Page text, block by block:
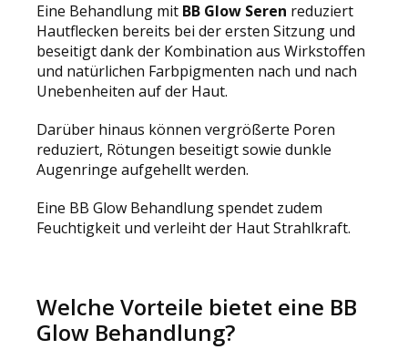
Eine Behandlung mit BB Glow Seren reduziert
Hautflecken bereits bei der ersten Sitzung und
beseitigt dank der Kombination aus Wirkstoffen
und natürlichen Farbpigmenten nach und nach
Unebenheiten auf der Haut.
Darüber hinaus können vergrößerte Poren
reduziert, Rötungen beseitigt sowie dunkle
Augenringe aufgehellt werden.
Eine BB Glow Behandlung spendet zudem
Feuchtigkeit und verleiht der Haut Strahlkraft.
Welche Vorteile bietet eine BB
Glow Behandlung?